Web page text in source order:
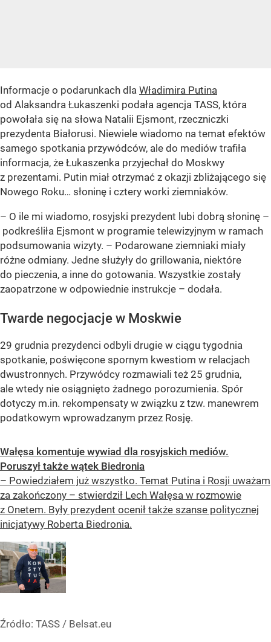
Informacje o podarunkach dla Władimira Putina
od Alaksandra Łukaszenki podała agencja TASS, która
powołała się na słowa Natalii Ejsmont, rzeczniczki
prezydenta Białorusi. Niewiele wiadomo na temat efektów
samego spotkania przywódców, ale do mediów trafiła
informacja, że Łukaszenka przyjechał do Moskwy
z prezentami. Putin miał otrzymać z okazji zbliżającego się
Nowego Roku… słoninę i cztery worki ziemniaków.
– O ile mi wiadomo, rosyjski prezydent lubi dobrą słoninę –
podkreśliła Ejsmont w programie telewizyjnym w ramach
podsumowania wizyty. – Podarowane ziemniaki miały
różne odmiany. Jedne służyły do grillowania, niektóre
do pieczenia, a inne do gotowania. Wszystkie zostały
zaopatrzone w odpowiednie instrukcje – dodała.
Twarde negocjacje w Moskwie
29 grudnia prezydenci odbyli drugie w ciągu tygodnia
spotkanie, poświęcone spornym kwestiom w relacjach
dwustronnych. Przywódcy rozmawiali też 25 grudnia,
ale wtedy nie osiągnięto żadnego porozumienia. Spór
dotyczy m.in. rekompensaty w związku z tzw. manewrem
podatkowym wprowadzanym przez Rosję.
Wałęsa komentuje wywiad dla rosyjskich mediów.
Poruszył także wątek Biedronia
– Powiedziałem już wszystko. Temat Putina i Rosji uważam
za zakończony – stwierdził Lech Wałęsa w rozmowie
z Onetem. Były prezydent ocenił także szanse politycznej
inicjatywy Roberta Biedronia.
Źródło: TASS / Belsat.eu